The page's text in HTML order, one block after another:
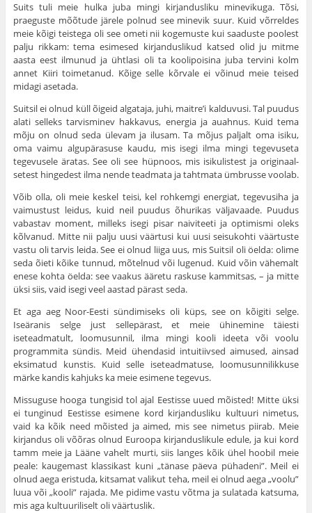
Suits tuli meie hulka juba mingi kirjandus­liku minevikuga. Tõsi,
praeguste mõõtude järele polnud see minevik suur. Kuid võrreldes
meie kõigi teistega oli see ometi nii kogemuste kui saaduste poolest
palju rikkam: tema esimesed kirjanduslikud katsed olid ju mitme
aasta eest ilmunud ja ühtlasi oli ta koolipoisina juba tervini kolm
annet Kiiri toimetanud. Kõige selle kõr­vale ei võinud meie teised
midagi asetada.
Suitsil ei olnud küll õigeid algataja, juhi, maitre’i kalduvusi. Tal puudus
alati selleks tarvisminev hakkavus, energia ja auahnus. Kuid tema
mõju on olnud seda ülevam ja ilusam. Ta mõjus paljalt oma isiku,
oma vaimu algupärasuse kaudu, mis isegi ilma mingi tegevuseta
tegevusele äratas. See oli see hüpnoos, mis isikulistest ja originaal­
setest hingedest ilma nende teadmata ja tahtmata ümbrusse voolab.
Võib olla, oli meie keskel teisi, kel rohkemgi energiat, tegevusiha ja
vaimustust leidus, kuid neil puudus õhurikas väljavaade. Puudus
vabas­tav moment, milleks isegi pisar naiviteeti ja opti­mismi oleks
kõlvanud. Mitte nii palju uusi väär­tusi kui uusi seisukohti väärtuste
vastu oli tarvis leida. See ei olnud liiga uus, mis Suitsil oli öelda: olime
seda õieti kõike tunnud, mõtelnud või lugenud. Kuid võin vähemalt
enese kohta öelda: see vaakus ääretu raskuse kammitsas, – ja mitte
üksi siis, vaid isegi veel aastad pärast seda.
Et aga aeg Noor-Eesti sündimiseks oli küps, see on kõigiti selge.
Iseäranis selge just selle­pärast, et meie ühinemine täiesti
iseteadmatult, loomusunnil, ilma mingi kooli ideeta või voolu
programmita sündis. Meid ühendasid intuitiivsed aimused, ainsad
eksimatud kunstis. Kuid selle iseteadmatuse, loomusunnilikkuse
märke kandis kahjuks ka meie esimene tegevus.
Missuguse hooga tungisid tol ajal Eestisse uued mõisted! Mitte üksi
ei tunginud Eestisse esimene kord kirjandusliku kultuuri nimetus,
vaid ka kõik need mõisted ja aimed, mis see nimetus piirab. Meie
kirjandus oli võõras olnud Euroopa kirjanduslikule edule, ja kui kord
tamm meie ja Lääne vahelt murti, siis langes kõik ühel hoobil meie
peale: kaugemast klassikast kuni „tänase päeva pühadeni”. Meil ei
olnud aega eristuda, kitsamat valikut teha, meil ei olnud aega „voolu”
luua või „kooli” rajada. Me pidime vastu võtma ja sulatada katsuma,
mis aga kultuuriliselt oli väärtuslik.